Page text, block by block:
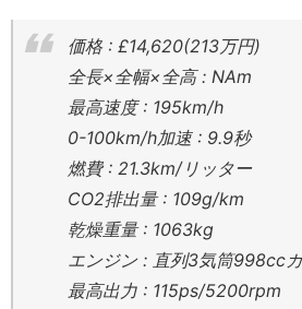
価格 : £14,620(213万円)
全長×全幅×全高 : NAm
最高速度 : 195km/h
0-100km/h加速 : 9.9秒
燃費 : 21.3km/リッター
CO2排出量 : 109g/km
乾燥重量 : 1063kg
エンジン : 直列3気筒998cc
最高出力 : 115ps/5200rpm